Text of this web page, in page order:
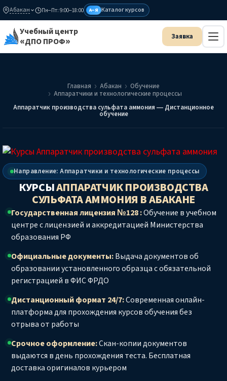
Абакан Пн–Пт: 9:00–18:00 А–Я Каталог курсов
Учебный центр
«ДПО ПРОФ»
Главная Абакан
Обучение
Аппаратчики и технологические процессы
Аппаратчик производства сульфата аммония — Дистанционное
обучение
Направление: Аппаратчики и технологические процессы
КУРСЫАППАРАТЧИК ПРОИЗВОДСТВА
СУЛЬФАТА АММОНИЯ В АБАКАНЕ
Государственная лицензия №128 :Обучение в учебном
центре с лицензией и аккредитацией Министерства
образования РФ
Официальные документы:Выдача документов об
образовании установленного образца с обязательной
регистрацией в ФИС ФРДО
Дистанционный формат 24/7:Современная онлайн-
платформа для прохождения курсов обучения без
отрыва от работы
Срочное оформление:Скан-копии документов
выдаются в день прохождения теста. Бесплатная
доставка оригиналов курьером